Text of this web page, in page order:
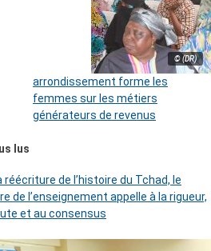
© (DR)
arrondissement forme les
femmes sur les métiers
générateurs de revenus
lus
réécriture de l’histoire du Tchad, le
de l’enseignement appelle à la rigueur,
et au consensus